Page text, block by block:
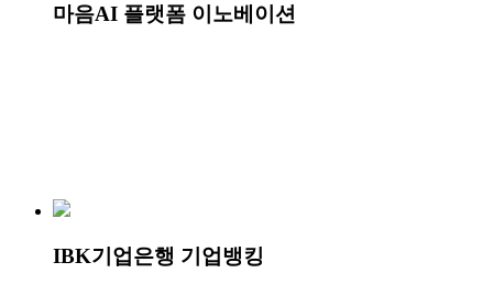
마음AI 플랫폼 이노베이션
IBK기업은행 기업뱅킹